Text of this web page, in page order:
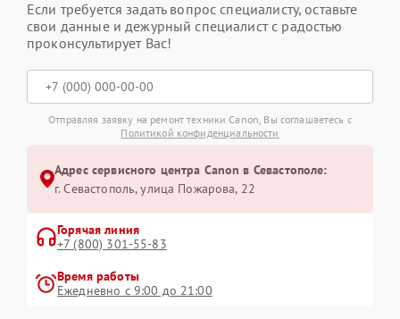
Если требуется задать вопрос специалисту, оставьте
свои данные и дежурный специалист с радостью
проконсультирует Вас!
Отправляя заявку на ремонт техники Canon, Вы соглашаетесь с
Политикой конфиденциальности
Адрес сервисного центра Canon в Севастополе:
г. Севастополь, улица Пожарова, 22
Горячая линия
+7 (800) 301-55-83
Время работы
Ежедневно с 9:00 до 21:00